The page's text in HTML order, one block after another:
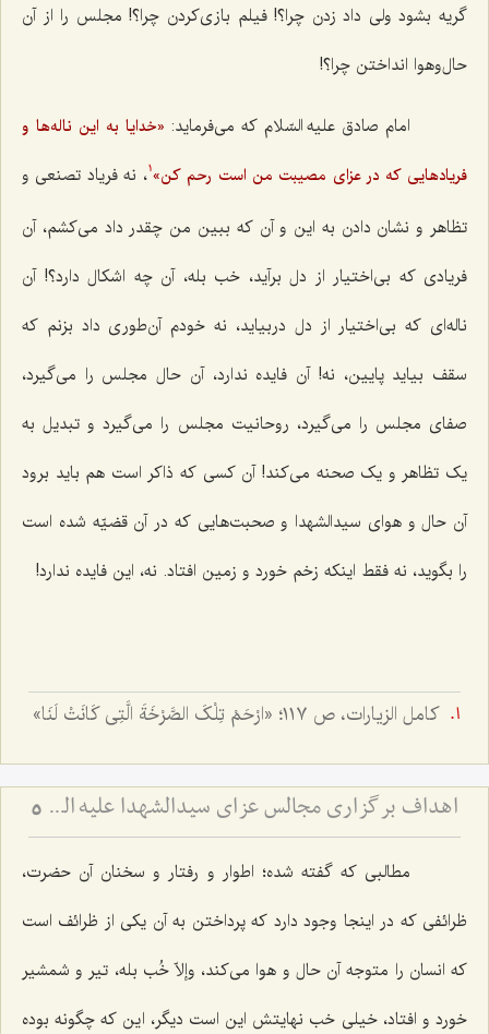
گریه بشود ولی داد زدن چرا؟! فیلم بازی‌کردن چرا؟! مجلس را از آن
حال‌وهوا انداختن چرا؟!
امام صادق علیه السّلام که می‌فرماید: «خدایا به این ناله‌ها و
فریادهایی که در عزای مصیبت من است رحم کن»1، نه فریاد تصنعی و
تظاهر و نشان دادن به این و آن که ببین من چقدر داد می‌کشم، آن
فریادی که بی‌اختیار از دل برآید، خب بله، آن چه اشکال دارد؟! آن
ناله‌ای که بی‌اختیار از دل دربیاید، نه خودم آن‌طوری داد بزنم که
سقف بیاید پایین، نه! آن فایده ندارد، آن حال مجلس را می‌گیرد،
صفای مجلس را می‌گیرد، روحانیت مجلس را می‌گیرد و تبدیل به
یک تظاهر و یک صحنه می‌کند! آن کسی که ذاکر است هم باید برود
آن حال و هوای سیدالشهدا و صحبت‌هایی که در آن قضیّه شده است
را بگوید، نه فقط اینکه زخم خورد و زمین افتاد. نه، این فایده ندارد!
کامل الزیارات، ص ١١٧؛ «ارْحَمْ تِلْکَ الصَّرْخَةَ الَّتِی کَانَتْ لَنَا»
اهداف برگزاری مجالس عزای سیدالشهدا علیه السّلام 5
مطالبی که گفته شده؛ اطوار و رفتار و سخنان آن حضرت،
ظرائفی که در اینجا وجود دارد که پرداختن به آن یکی از ظرائف است
که انسان را متوجه آن حال و هوا می‌کند، وإلاّ خُب بله، تیر و شمشیر
خورد و افتاد، خیلی خب نهایتش این است دیگر، این که چگونه بوده